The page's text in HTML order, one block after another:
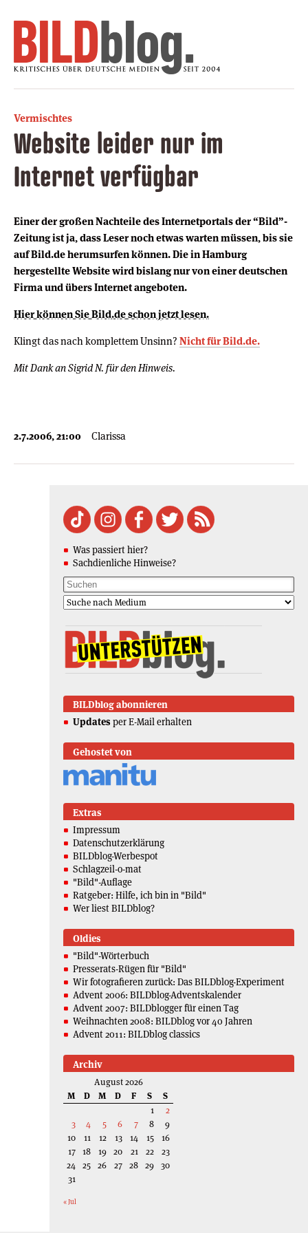
Vermischtes
Website leider nur im
Internet verfügbar
Einer der großen Nachteile des Internetportals der “Bild”-
Zeitung ist ja, dass Leser noch etwas warten müssen, bis sie
auf Bild.de herumsurfen können. Die in Hamburg
hergestellte Website wird bislang nur von einer deutschen
Firma und übers Internet angeboten.
Hier können Sie Bild.de schon jetzt lesen.
Klingt das nach komplettem Unsinn? Nicht für Bild.de.
Mit Dank an Sigrid N. für den Hinweis.
2.7.2006, 21:00 Clarissa
Was passiert hier?
Sachdienliche Hinweise?
BILDblog abonnieren
Updates per E-Mail erhalten
Gehostet von
Extras
Impressum
Datenschutzerklärung
BILDblog-Werbespot
Schlagzeil-o-mat
"Bild"-Auflage
Ratgeber: Hilfe, ich bin in "Bild"
Wer liest BILDblog?
Oldies
"Bild"-Wörterbuch
Presserats-Rügen für "Bild"
Wir fotografieren zurück: Das BILDblog-Experiment
Advent 2006: BILDblog-Adventskalender
Advent 2007: BILDblogger für einen Tag
Weihnachten 2008: BILDblog vor 40 Jahren
Advent 2011: BILDblog classics
Archiv
August 2026
M
D M D F S
S
1
2
3
4 5 6 7 8
9
10
11 12 13 14 15
16
17 18 19 20 21 22
23
24 25 26 27 28 29 30
31
« Jul